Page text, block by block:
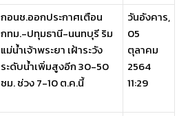
กอนช.ออกประกาศเตือน
กทม.-ปทุมธานี-นนทบุรี ริม
แม่น้ำเจ้าพระยา เฝ้าระวัง
ระดับน้ำเพิ่มสูงอีก 30-50
ซม. ช่วง 7-10 ต.ค.นี้
วันอังคาร,
05
ตุลาคม
2564
11:29